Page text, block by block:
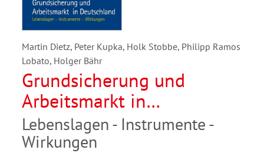
Martin Dietz, Peter Kupka, Holk Stobbe, Philipp Ramos
Lobato, Holger Bähr
Grundsicherung und
Arbeitsmarkt in
Deutschland
Lebenslagen - Instrumente -
Wirkungen